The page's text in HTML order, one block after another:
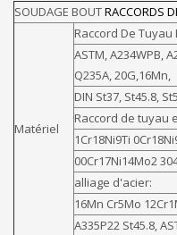
SOUDAGE BOUTRACCORDS
Matériel
Raccord De Tuyau
ASTM, A234WPB,
Q235A, 20G,16Mn,
DIN St37, St45.8,
Raccord de tuyau
1Cr18Ni9Ti
00Cr17Ni14Mo2
alliage d'acier:
16Mn Cr5Mo
A335P22 St45.8,